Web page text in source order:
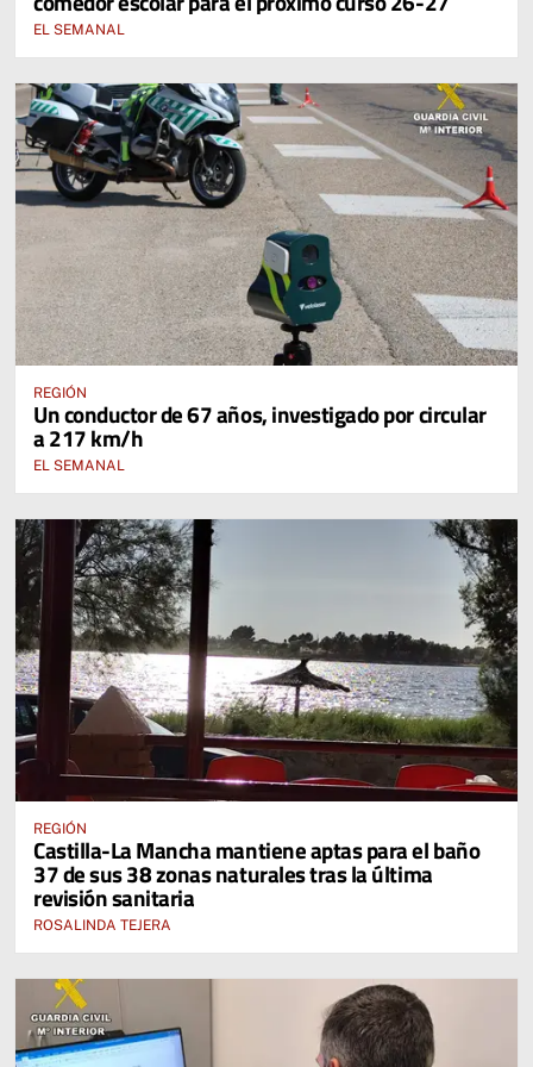
EL SEMANAL
REGIÓN
Un conductor de 67 años, investigado por circular
a 217 km/h
EL SEMANAL
REGIÓN
Castilla-La Mancha mantiene aptas para el baño
37 de sus 38 zonas naturales tras la última
revisión sanitaria
ROSALINDA TEJERA